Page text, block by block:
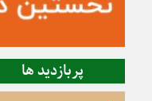
پربازدید ها